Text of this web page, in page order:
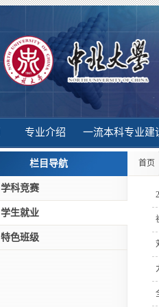
专业介绍 一流本科专业建
栏目导航
学科竞赛
学生就业
特色班级
首页